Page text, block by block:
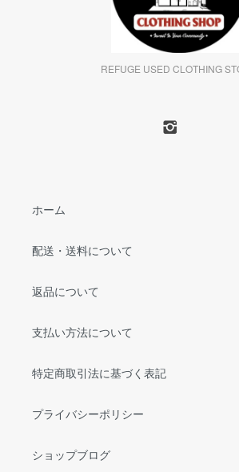
REFUGE USED CLOTHING
ホーム
配送・送料について
返品について
支払い方法について
特定商取引法に基づく表記
プライバシーポリシー
ショップブログ